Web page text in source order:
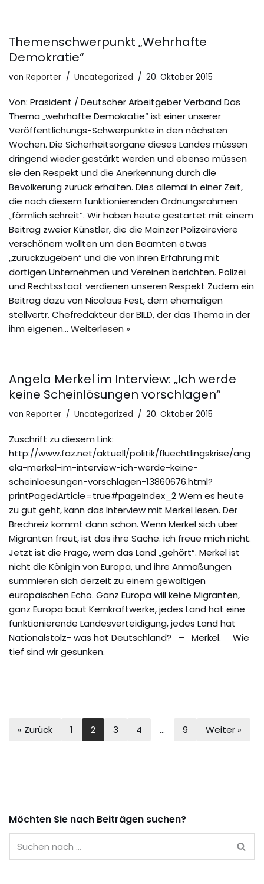
Themenschwerpunkt „Wehrhafte
Demokratie“
von Reporter Uncategorized 20. Oktober 2015
Von: Präsident / Deutscher Arbeitgeber Verband Das
Thema „wehrhafte Demokratie“ ist einer unserer
Veröffentlichungs-Schwerpunkte in den nächsten
Wochen. Die Sicherheitsorgane dieses Landes müssen
dringend wieder gestärkt werden und ebenso müssen
sie den Respekt und die Anerkennung durch die
Bevölkerung zurück erhalten. Dies allemal in einer Zeit,
die nach diesem funktionierenden Ordnungsrahmen
„förmlich schreit“. Wir haben heute gestartet mit einem
Beitrag zweier Künstler, die die Mainzer Polizeireviere
verschönern wollten um den Beamten etwas
„zurückzugeben“ und die von ihren Erfahrung mit
dortigen Unternehmen und Vereinen berichten. Polizei
und Rechtsstaat verdienen unseren Respekt Zudem ein
Beitrag dazu von Nicolaus Fest, dem ehemaligen
stellvertr. Chefredakteur der BILD, der das Thema in der
ihm eigenen… Weiterlesen »
Angela Merkel im Interview: „Ich werde
keine Scheinlösungen vorschlagen“
von Reporter Uncategorized 20. Oktober 2015
Zuschrift zu diesem Link:
http://www.faz.net/aktuell/politik/fluechtlingskrise/ang
ela-merkel-im-interview-ich-werde-keine-
scheinloesungen-vorschlagen-13860676.html?
printPagedArticle=true#pageIndex_2 Wem es heute
zu gut geht, kann das Interview mit Merkel lesen. Der
Brechreiz kommt dann schon. Wenn Merkel sich über
Migranten freut, ist das ihre Sache. ich freue mich nicht.
Jetzt ist die Frage, wem das Land „gehört“. Merkel ist
nicht die Königin von Europa, und ihre Anmaßungen
summieren sich derzeit zu einem gewaltigen
europäischen Echo. Ganz Europa will keine Migranten,
ganz Europa baut Kernkraftwerke, jedes Land hat eine
funktionierende Landesverteidigung, jedes Land hat
Nationalstolz- was hat Deutschland? – Merkel. Wie
tief sind wir gesunken.
« Zurück 1 2 3 4 … 9 Weiter »
Möchten Sie nach Beiträgen suchen?